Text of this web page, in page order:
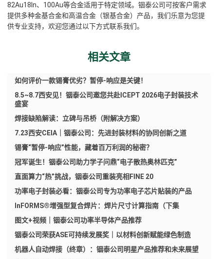
82Au18In、100Au等合金适用于特定领域。 铟泰公司可按客户需求
提供多种金基合金和高温合金（银基合金）产品，我们乐意为您提
供专业支持，欢迎您通过以下方式联系我们。
相关文章
如何评价一款锡膏优劣？暂停-响应是关键！
8.5~8.7西安见！铟泰公司邀您共赴ICEPT 2026电子封装技术
盛宴
焊接缺陷解读：立碑与吊桥（附解决方案）
7.23西安CEIA｜铟泰公司：先进封装材料的协同创新之道
锡膏“暂停-响应”性能，藏着百万利润的秘密？
冠军诞生！铟泰公司助力学子问鼎“电子散热奥林匹克”
直面算力“热”挑战，铟泰公司重装亮相FINE 20
功率电子封装必看：铟泰公司专为功率电子芯片贴装的产品
InFORMS®增强型复合焊片：焊片尺寸计算指南（下集
图文+视频｜铟泰公司功率半导体产品推荐
铟泰公司荣获ASE可持续发展奖｜以材料创新赋能绿色制造
机器人自动焊接（终章）：铟泰公司明星产品推荐和未来展望